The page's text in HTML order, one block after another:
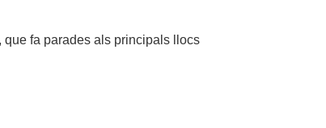
que fa parades als principals llocs